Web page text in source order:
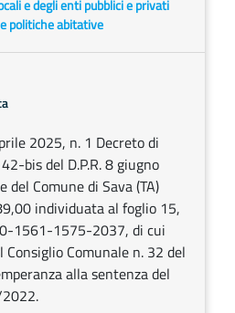
e degli enti pubblici e privati
politiche abitative
2025, n. 1 Decreto di
bis del D.P.R. 8 giugno
Comune di Sava (TA)
individuata al foglio 15,
1561-1575-2037, di cui
Comunale n. 32 del
alla sentenza del